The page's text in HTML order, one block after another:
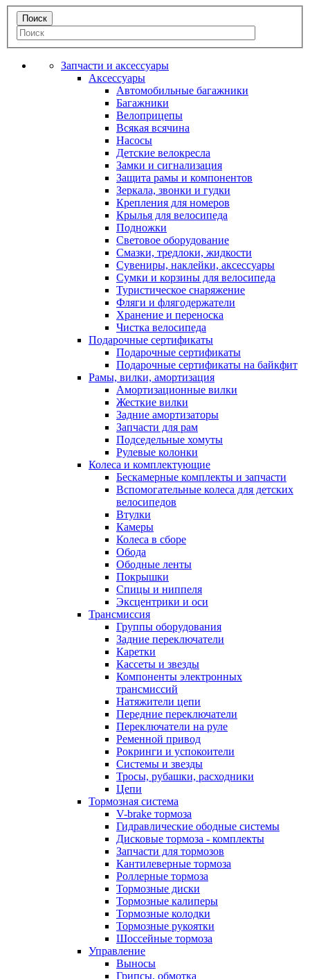
Запчасти и аксессуары
Аксессуары
Автомобильные багажники
Багажники
Велоприцепы
Всякая всячина
Насосы
Детские велокресла
Замки и сигнализация
Защита рамы и компонентов
Зеркала, звонки и гудки
Крепления для номеров
Крылья для велосипеда
Подножки
Световое оборудование
Смазки, тредлоки, жидкости
Сувениры, наклейки, аксессуары
Сумки и корзины для велосипеда
Туристическое снаряжение
Фляги и флягодержатели
Хранение и переноска
Чистка велосипеда
Подарочные сертификаты
Подарочные сертификаты
Подарочные сертификаты на байкфит
Рамы, вилки, амортизация
Амортизационные вилки
Жесткие вилки
Задние амортизаторы
Запчасти для рам
Подседельные хомуты
Рулевые колонки
Колеса и комплектующие
Бескамерные комплекты и запчасти
Вспомогательные колеса для детских
велосипедов
Втулки
Камеры
Колеса в сборе
Обода
Ободные ленты
Покрышки
Спицы и ниппеля
Эксцентрики и оси
Трансмиссия
Группы оборудования
Задние переключатели
Каретки
Кассеты и звезды
Компоненты электронных
трансмиссий
Натяжители цепи
Передние переключатели
Переключатели на руле
Ременной привод
Рокринги и успокоители
Системы и звезды
Тросы, рубашки, расходники
Цепи
Тормозная система
V-brake тормоза
Гидравлические ободные системы
Дисковые тормоза - комплекты
Запчасти для тормозов
Кантилеверные тормоза
Роллерные тормоза
Тормозные диски
Тормозные калиперы
Тормозные колодки
Тормозные рукоятки
Шоссейные тормоза
Управление
Выносы
Грипсы, обмотка